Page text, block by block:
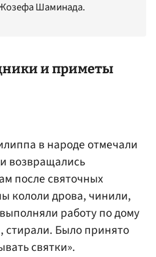
Шаминада.
и приметы
в народе отмечали
возвращались
после святочных
кололи дрова, чинили,
работу по дому
стирали. Было принято
святки».